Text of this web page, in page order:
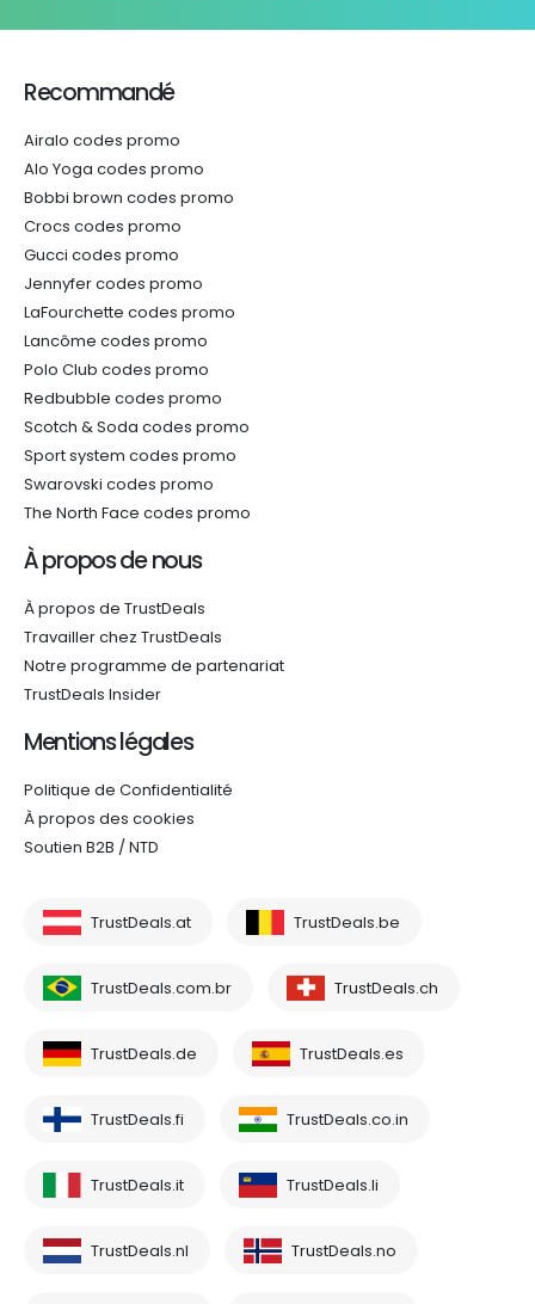
Recommandé
Airalo codes promo
Alo Yoga codes promo
Bobbi brown codes promo
Crocs codes promo
Gucci codes promo
Jennyfer codes promo
LaFourchette codes promo
Lancôme codes promo
Polo Club codes promo
Redbubble codes promo
Scotch & Soda codes promo
Sport system codes promo
Swarovski codes promo
The North Face codes promo
À propos de nous
À propos de TrustDeals
Travailler chez TrustDeals
Notre programme de partenariat
TrustDeals Insider
Mentions légales
Politique de Confidentialité
À propos des cookies
Soutien B2B / NTD
TrustDeals.at TrustDeals.be
TrustDeals.com.br TrustDeals.ch
TrustDeals.de TrustDeals.es
TrustDeals.fi TrustDeals.co.in
TrustDeals.it TrustDeals.li
TrustDeals.nl TrustDeals.no